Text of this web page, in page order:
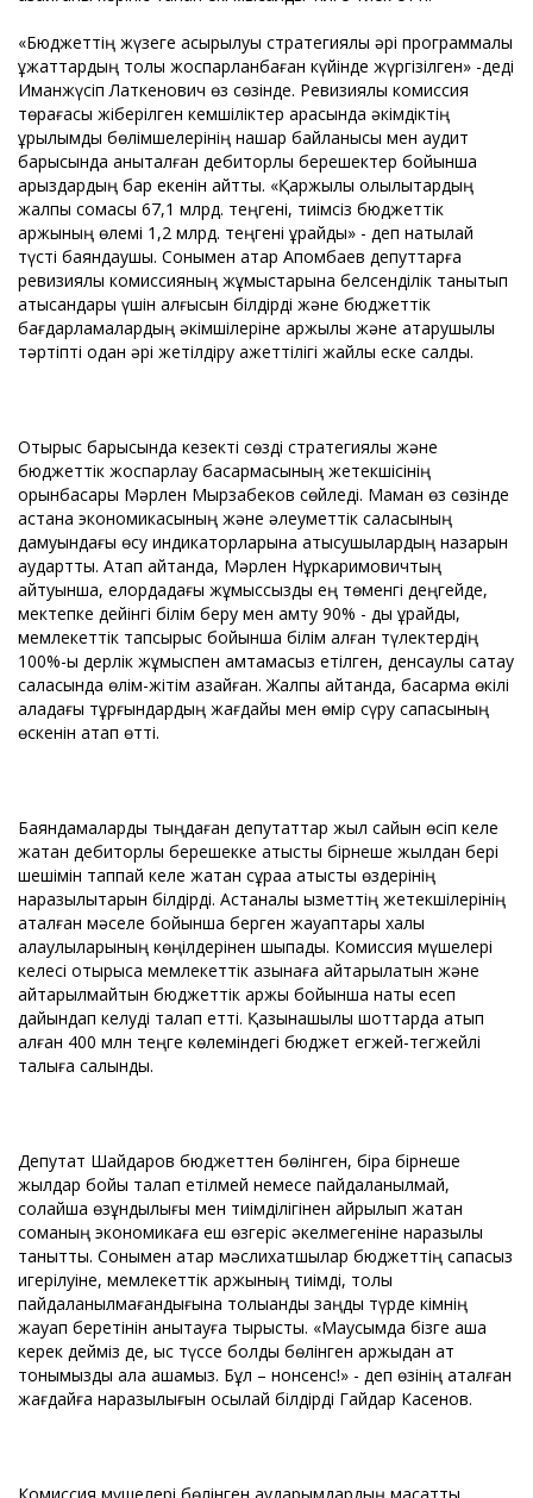
«Бюджеттің жүзеге асырылуы стратегиялық әрі программалық
құжаттардың толық жоспарланбаған күйінде жүргізілген» -деді
Иманжүсіп Латкенович өз сөзінде. Ревизиялық комиссия
төрағасы жіберілген кемшіліктер арасында әкімдіктің
құрылымдық бөлімшелерінің нашар байланысы мен аудит
барысында анықталған дебиторлық берешектер бойынша
қарыздардың бар екенін айтты. «Қаржылық олқылықтардың
жалпы сомасы 67,1 млрд. теңгені, тиімсіз бюджеттік
қаржының өлемі 1,2 млрд. теңгені құрайды» - деп нақтылай
түсті баяндаушы. Сонымен қатар Ақпомбаев депуттарға
ревизиялық комиссияның жұмыстарына белсенділік танытып
қатысқандары үшін алғысын білдірді және бюджеттік
бағдарламалардың әкімшілеріне қаржылық және атқарушылық
тәртіпті одан әрі жетілдіру қажеттілігі жайлы еске салды.
Отырыс барысында кезекті сөзді стратегиялық және
бюджеттік жоспарлау басқармасының жетекшісінің
орынбасары Мәрлен Мырзабеков сөйледі. Маман өз сөзінде
астана экономикасының және әлеуметтік саласының
дамуындағы өсу индикаторларына қатысушылардың назарын
аудартты. Атап айтқанда, Мәрлен Нұркаримовичтың
айтуынша, елордадағы жұмыссыздық ең төменгі деңгейде,
мектепке дейінгі білім беру мен қамту 90% - ды құрайды,
мемлекеттік тапсырыс бойынша білім алған түлектердің
100%-ы дерлік жұмыспен қамтамасыз етілген, денсаулық сақтау
саласында өлім-жітім азайған. Жалпы айтқанда, басқарма өкілі
қаладағы тұрғындардың жағдайы мен өмір сүру сапасының
өскенін атап өтті.
Баяндамаларды тыңдаған депутаттар жыл сайын өсіп келе
жатқан дебиторлық берешекке қатысты бірнеше жылдан бері
шешімін таппай келе жатқан сұраққа қатысты өздерінің
наразылықтарын білдірді. Астаналық қызметтің жетекшілерінің
аталған мәселе бойынша берген жауаптары халық
қалаулыларының көңілдерінен шықпады. Комиссия мүшелері
келесі отырысқа мемлекеттік қазынаға қайтарылатын және
қайтарылмайтын бюджеттік қаржы бойынша нақты есеп
дайындап келуді талап етті. Қазынашылық шоттарда қатып
қалған 400 млн теңге көлеміндегі бюджет егжей-тегжейлі
талқыға салынды.
Депутат Шайдаров бюджеттен бөлінген, бірақ бірнеше
жылдар бойы талап етілмей немесе пайдаланылмай,
солайша өзқұндылығы мен тиімділігінен айрылып жатқан
соманың экономикаға еш өзгеріс әкелмегеніне наразылық
танытты. Сонымен қатар мәслихатшылар бюджеттің сапасыз
игерілуіне, мемлекеттік қаржының тиімді, толық
пайдаланылмағандығына толыққанды заңды түрде кімнің
жауап беретінін анықтауға тырысты. «Маусымда бізге ақша
керек дейміз де, қыс түссе болды бөлінген қаржыдан ат
тонымызды ала қашамыз. Бұл – нонсенс!» - деп өзінің аталған
жағдайға наразылығын осылай білдірді Гайдар Касенов.